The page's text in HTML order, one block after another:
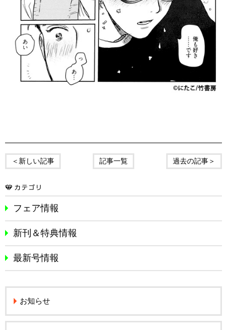
＜新しい記事 過去の記事＞
記事一覧
フェア情報
新刊＆特典情報
最新号情報
お知らせ